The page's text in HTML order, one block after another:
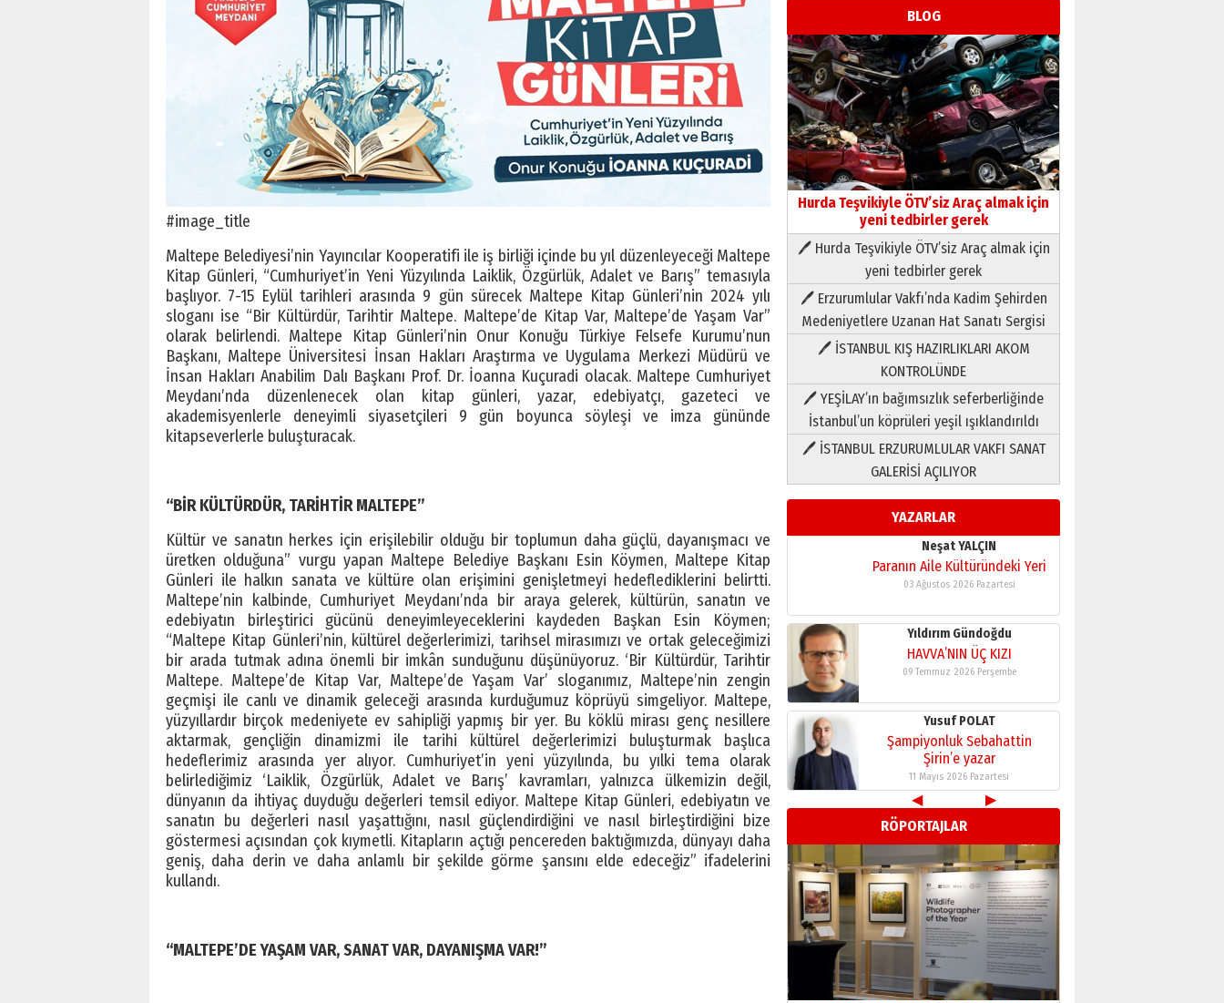
#image_title
Maltepe Belediyesi’nin Yayıncılar Kooperatifi ile iş birliği içinde bu yıl düzenleyeceği Maltepe
Kitap Günleri, “Cumhuriyet’in Yeni Yüzyılında Laiklik, Özgürlük, Adalet ve Barış” temasıyla
başlıyor. 7-15 Eylül tarihleri arasında 9 gün sürecek Maltepe Kitap Günleri’nin 2024 yılı
sloganı ise “Bir Kültürdür, Tarihtir Maltepe. Maltepe’de Kitap Var, Maltepe’de Yaşam Var”
olarak belirlendi. Maltepe Kitap Günleri’nin Onur Konuğu Türkiye Felsefe Kurumu’nun
Başkanı, Maltepe Üniversitesi İnsan Hakları Araştırma ve Uygulama Merkezi Müdürü ve
İnsan Hakları Anabilim Dalı Başkanı Prof. Dr. İoanna Kuçuradi olacak. Maltepe Cumhuriyet
Meydanı’nda düzenlenecek olan kitap günleri, yazar, edebiyatçı, gazeteci ve
akademisyenlerle deneyimli siyasetçileri 9 gün boyunca söyleşi ve imza gününde
kitapseverlerle buluşturacak.
“BİR KÜLTÜRDÜR, TARİHTİR MALTEPE”
Kültür ve sanatın herkes için erişilebilir olduğu bir toplumun daha güçlü, dayanışmacı ve
üretken olduğuna” vurgu yapan Maltepe Belediye Başkanı Esin Köymen, Maltepe Kitap
Günleri ile halkın sanata ve kültüre olan erişimini genişletmeyi hedeflediklerini belirtti.
Maltepe’nin kalbinde, Cumhuriyet Meydanı’nda bir araya gelerek, kültürün, sanatın ve
edebiyatın birleştirici gücünü deneyimleyeceklerini kaydeden Başkan Esin Köymen;
“Maltepe Kitap Günleri’nin, kültürel değerlerimizi, tarihsel mirasımızı ve ortak geleceğimizi
bir arada tutmak adına önemli bir imkân sunduğunu düşünüyoruz. ‘Bir Kültürdür, Tarihtir
Maltepe. Maltepe’de Kitap Var, Maltepe’de Yaşam Var’ sloganımız, Maltepe’nin zengin
geçmişi ile canlı ve dinamik geleceği arasında kurduğumuz köprüyü simgeliyor. Maltepe,
yüzyıllardır birçok medeniyete ev sahipliği yapmış bir yer. Bu köklü mirası genç nesillere
aktarmak, gençliğin dinamizmi ile tarihi kültürel değerlerimizi buluşturmak başlıca
hedeflerimiz arasında yer alıyor. Cumhuriyet’in yeni yüzyılında, bu yılki tema olarak
belirlediğimiz ‘Laiklik, Özgürlük, Adalet ve Barış’ kavramları, yalnızca ülkemizin değil,
dünyanın da ihtiyaç duyduğu değerleri temsil ediyor. Maltepe Kitap Günleri, edebiyatın ve
sanatın bu değerleri nasıl yaşattığını, nasıl güçlendirdiğini ve nasıl birleştirdiğini bize
göstermesi açısından çok kıymetli. Kitapların açtığı pencereden baktığımızda, dünyayı daha
geniş, daha derin ve daha anlamlı bir şekilde görme şansını elde edeceğiz” ifadelerini
kullandı.
“MALTEPE’DE YAŞAM VAR, SANAT VAR, DAYANIŞMA VAR!”
BLOG
Hurda Teşvikiyle ÖTV’siz Araç almak için
yeni tedbirler gerek
🖊 Hurda Teşvikiyle ÖTV’siz Araç almak için
yeni tedbirler gerek
🖊 Erzurumlular Vakfı’nda Kadim Şehirden
Medeniyetlere Uzanan Hat Sanatı Sergisi
🖊 İSTANBUL KIŞ HAZIRLIKLARI AKOM
KONTROLÜNDE
🖊 YEŞİLAY’ın bağımsızlık seferberliğinde
İstanbul’un köprüleri yeşil ışıklandırıldı
🖊 İSTANBUL ERZURUMLULAR VAKFI SANAT
GALERİSİ AÇILIYOR
YAZARLAR
Neşat YALÇIN
Paranın Aile Kültüründeki Yeri
03 Ağustos 2026 Pazartesi
Yıldırım Gündoğdu
HAVVA’NIN ÜÇ KIZI
09 Temmuz 2026 Perşembe
Yusuf POLAT
Şampiyonluk Sebahattin
Şirin’e yazar
11 Mayıs 2026 Pazartesi
Neşat YALÇIN
Paranın Aile Kültüründeki Yeri
03 Ağustos 2026 Pazartesi
Yıldırım Gündoğdu
HAVVA’NIN ÜÇ KIZI
09 Temmuz 2026 Perşembe
Yusuf POLAT
Şirin’e yazar
Neşat YALÇIN
Paranın Aile Kültüründeki Yeri
Yıldırım Gündoğdu
HAVVA’NIN ÜÇ KIZI
Yusuf POLAT
Şampiyonluk Sebahattin
Şirin’e yazar
11 Mayıs 2026 Pazartesi
◀
▶
RÖPORTAJLAR